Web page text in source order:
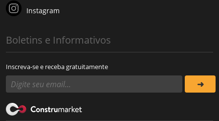
Instagram
Boletins e Informativos
Inscreva-se e receba gratuitamente